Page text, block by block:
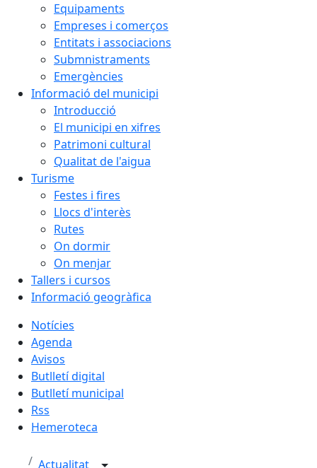
Equipaments
Empreses i comerços
Entitats i associacions
Submnistraments
Emergències
Informació del municipi
Introducció
El municipi en xifres
Patrimoni cultural
Qualitat de l'aigua
Turisme
Festes i fires
Llocs d'interès
Rutes
On dormir
On menjar
Tallers i cursos
Informació geogràfica
Notícies
Agenda
Avisos
Butlletí digital
Butlletí municipal
Rss
Hemeroteca
Actualitat